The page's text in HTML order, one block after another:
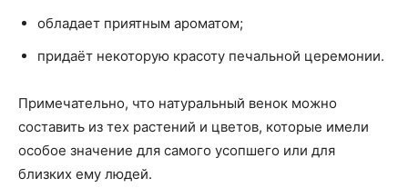
обладает приятным ароматом;
придаёт некоторую красоту печальной церемонии.
Примечательно, что натуральный венок можно
составить из тех растений и цветов, которые имели
особое значение для самого усопшего или для
близких ему людей.